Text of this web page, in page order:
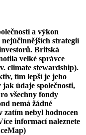
a výkon
strategií
Britská
velké správce
climate stewardship).
tím lepší je jeho
údaje společnosti,
všechny fondy
nemá žádné
zatím nebyl hodnocen
informací naleznete